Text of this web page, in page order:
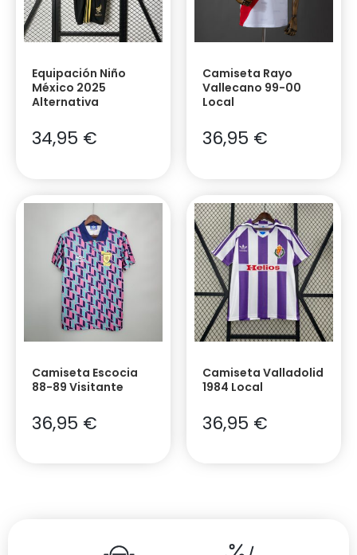
Equipación Niño
México 2025
Alternativa
34,95 €
Camiseta Rayo
Vallecano 99-00
Local
36,95 €
Camiseta Escocia
88-89 Visitante
36,95 €
Camiseta Valladolid
1984 Local
36,95 €